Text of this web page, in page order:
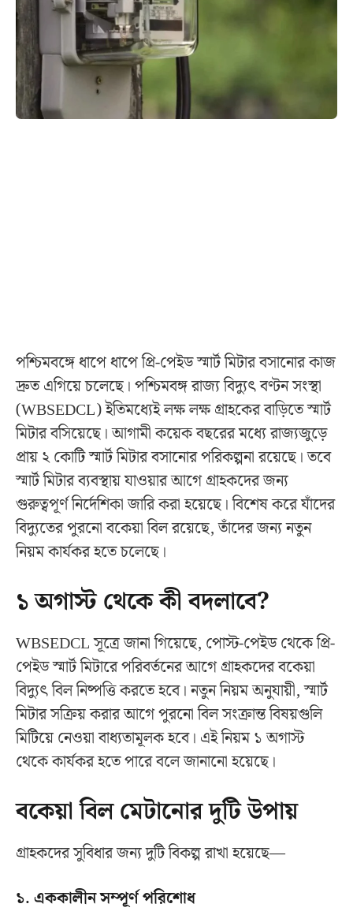
পশ্চিমবঙ্গে ধাপে ধাপে প্রি-পেইড স্মার্ট মিটার বসানোর কাজ
দ্রুত এগিয়ে চলেছে। পশ্চিমবঙ্গ রাজ্য বিদ্যুৎ বণ্টন সংস্থা
(WBSEDCL) ইতিমধ্যেই লক্ষ লক্ষ গ্রাহকের বাড়িতে স্মার্ট
মিটার বসিয়েছে। আগামী কয়েক বছরের মধ্যে রাজ্যজুড়ে
প্রায় ২ কোটি স্মার্ট মিটার বসানোর পরিকল্পনা রয়েছে। তবে
স্মার্ট মিটার ব্যবস্থায় যাওয়ার আগে গ্রাহকদের জন্য
গুরুত্বপূর্ণ নির্দেশিকা জারি করা হয়েছে। বিশেষ করে যাঁদের
বিদ্যুতের পুরনো বকেয়া বিল রয়েছে, তাঁদের জন্য নতুন
নিয়ম কার্যকর হতে চলেছে।
১ অগাস্ট থেকে কী বদলাবে?
WBSEDCL সূত্রে জানা গিয়েছে, পোস্ট-পেইড থেকে প্রি-
পেইড স্মার্ট মিটারে পরিবর্তনের আগে গ্রাহকদের বকেয়া
বিদ্যুৎ বিল নিষ্পত্তি করতে হবে। নতুন নিয়ম অনুযায়ী, স্মার্ট
মিটার সক্রিয় করার আগে পুরনো বিল সংক্রান্ত বিষয়গুলি
মিটিয়ে নেওয়া বাধ্যতামূলক হবে। এই নিয়ম ১ অগাস্ট
থেকে কার্যকর হতে পারে বলে জানানো হয়েছে।
বকেয়া বিল মেটানোর দুটি উপায়
গ্রাহকদের সুবিধার জন্য দুটি বিকল্প রাখা হয়েছে—
১. এককালীন সম্পূর্ণ পরিশোধ